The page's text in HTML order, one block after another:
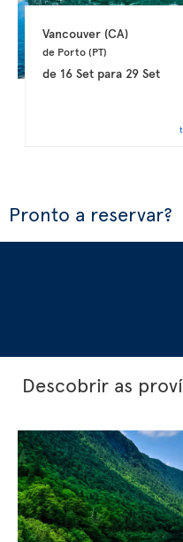
Vancouver (CA)
de Porto (PT)
de 16 Setpara 29 Set
Pronto a reservar?
Descobrir as